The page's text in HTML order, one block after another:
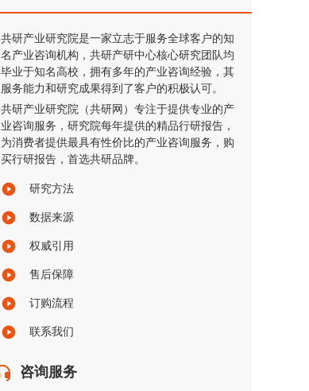
共研产业研究院是一家立志于服务全球客户的知
名产业咨询机构，共研产研中心核心研究团队均
毕业于知名高校，拥有多年的产业咨询经验，其
服务能力和研究成果得到了客户的积极认可。
共研产业研究院（共研网）专注于提供专业的产
业咨询服务，研究院每年提供的精品行研报告，
为消费者提供最具有性价比的产业咨询服务，购
买行研报告，首选共研品牌。
研究方法
数据来源
权威引用
售后保障
订购流程
联系我们
咨询服务